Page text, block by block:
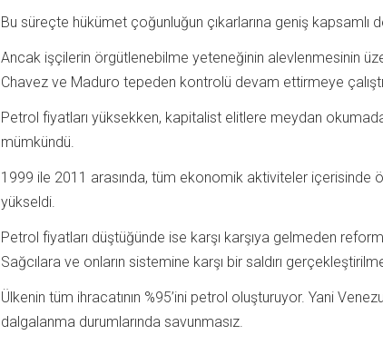
Bu süreçte hükümet çoğunluğun çıkarlarına geniş kapsamlı
Ancak işçilerin örgütlenebilme yeteneğinin alevlenmesinin
Chavez ve Maduro tepeden kontrolü devam ettirmeye
Petrol fiyatları yüksekken, kapitalist elitlere meydan
mümkündü.
1999 ile 2011 arasında, tüm ekonomik aktiviteler içerisinde
yükseldi.
Petrol fiyatları düştüğünde ise karşı karşıya gelmeden
Sağcılara ve onların sistemine karşı bir saldırı
Ülkenin tüm ihracatının %95’ini petrol oluşturuyor. Yani
dalgalanma durumlarında savunmasız.